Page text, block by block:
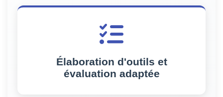
Élaboration d'outils et
évaluation adaptée